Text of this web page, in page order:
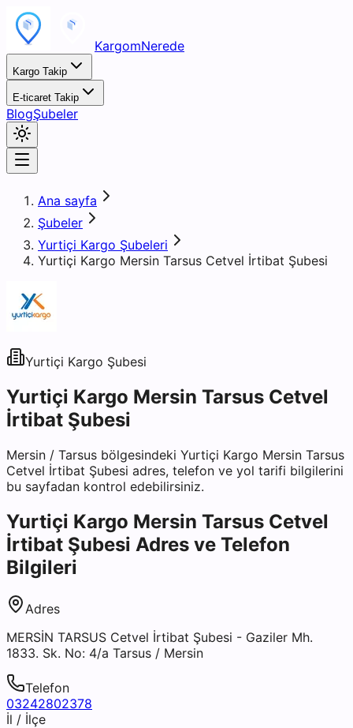
KargomNerede
Kargo Takip
E-ticaret Takip
BlogŞubeler
Ana sayfa
Şubeler
Yurtiçi Kargo Şubeleri
Yurtiçi Kargo Mersin Tarsus Cetvel İrtibat Şubesi
Yurtiçi Kargo Şubesi
Yurtiçi Kargo Mersin Tarsus Cetvel
İrtibat Şubesi
Mersin / Tarsus bölgesindeki Yurtiçi Kargo Mersin Tarsus
Cetvel İrtibat Şubesi adres, telefon ve yol tarifi bilgilerini
bu sayfadan kontrol edebilirsiniz.
Yurtiçi Kargo Mersin Tarsus Cetvel
İrtibat Şubesi Adres ve Telefon
Bilgileri
Adres
MERSİN TARSUS Cetvel İrtibat Şubesi - Gaziler Mh.
1833. Sk. No: 4/a Tarsus / Mersin
Telefon
03242802378
İl / İlçe